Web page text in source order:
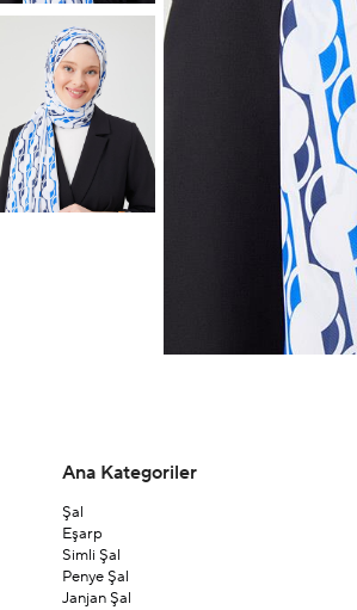
Ana Kategoriler
Şal
Eşarp
Simli Şal
Penye Şal
Janjan Şal